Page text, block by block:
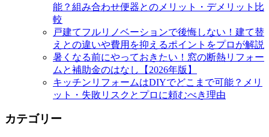
能？組み合わせ便器とのメリット・デメリット比
較
戸建てフルリノベーションで後悔しない！建て替
えとの違いや費用を抑えるポイントをプロが解説
暑くなる前にやっておきたい！窓の断熱リフォー
ムと補助金のはなし【2026年版】
キッチンリフォームはDIYでどこまで可能？メリ
ット・失敗リスクとプロに頼むべき理由
カテゴリー